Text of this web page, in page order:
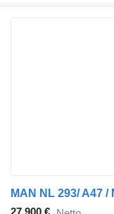
MAN NL 293/ A47 /
27.900 €